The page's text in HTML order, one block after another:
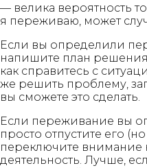
— велика вероятность
я переживаю, может
Если вы определили
напишите план
как справитесь с
же решить проблему,
вы сможете это сделать.
Если переживание вы
просто отпустите его
переключите внимание
деятельность. Лучше,